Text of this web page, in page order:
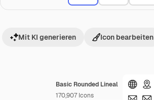
Basic Rounded Lineal
170,907 Icons
Mit KI generieren Icon bearbeiten